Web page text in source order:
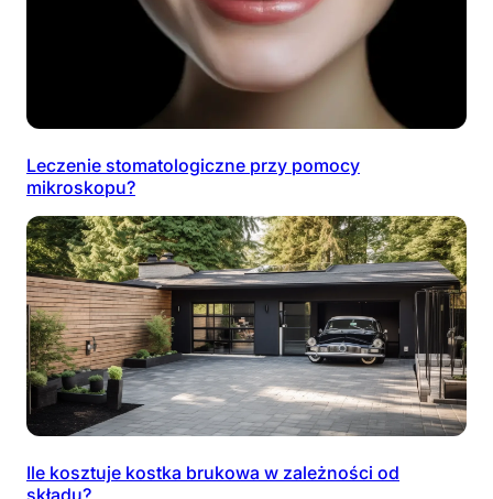
Leczenie stomatologiczne przy pomocy
mikroskopu?
Ile kosztuje kostka brukowa w zależności od